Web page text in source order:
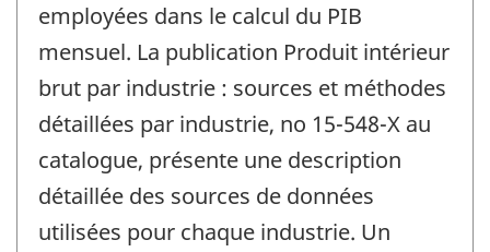
employées dans le calcul du PIB
mensuel. La publication Produit intérieur
brut par industrie : sources et méthodes
détaillées par industrie, no 15-548-X au
catalogue, présente une description
détaillée des sources de données
utilisées pour chaque industrie. Un